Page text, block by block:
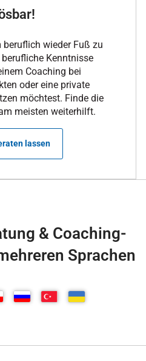
wieder Fuß zu
Kenntnisse
Coaching bei
oder eine private
möchtest. Finde die
meisten weiterhilft.
lassen
& Coaching-
Sprachen